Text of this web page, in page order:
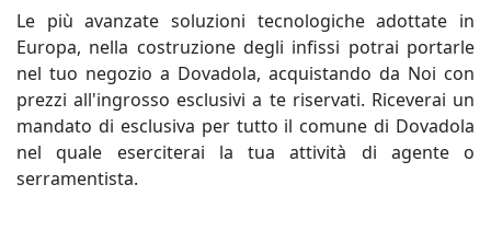
Le più avanzate soluzioni tecnologiche adottate in
Europa, nella costruzione degli infissi potrai portarle
nel tuo negozio a Dovadola, acquistando da Noi con
prezzi all'ingrosso esclusivi a te riservati. Riceverai un
mandato di esclusiva per tutto il comune di Dovadola
nel quale eserciterai la tua attività di agente o
serramentista.